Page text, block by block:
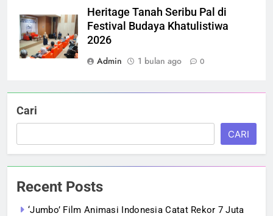
Heritage Tanah Seribu Pal di
Festival Budaya Khatulistiwa
2026
Admin
1 bulan ago 0
Cari
CARI
Recent Posts
‘Jumbo’ Film Animasi Indonesia Catat Rekor 7 Juta